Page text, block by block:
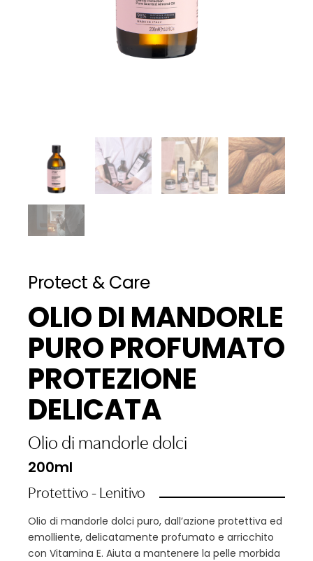
Protect & Care
OLIO DI MANDORLE
PURO PROFUMATO
PROTEZIONE
DELICATA
Olio di mandorle dolci
200ml
Protettivo - Lenitivo
Olio di mandorle dolci puro, dall’azione protettiva ed
emolliente, delicatamente profumato e arricchito
con Vitamina E. Aiuta a mantenere la pelle morbida